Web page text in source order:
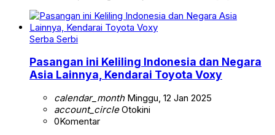
Serba Serbi
Pasangan ini Keliling Indonesia dan Negara
Asia Lainnya, Kendarai Toyota Voxy
calendar_monthMinggu, 12 Jan 2025
account_circleOtokini
0Komentar